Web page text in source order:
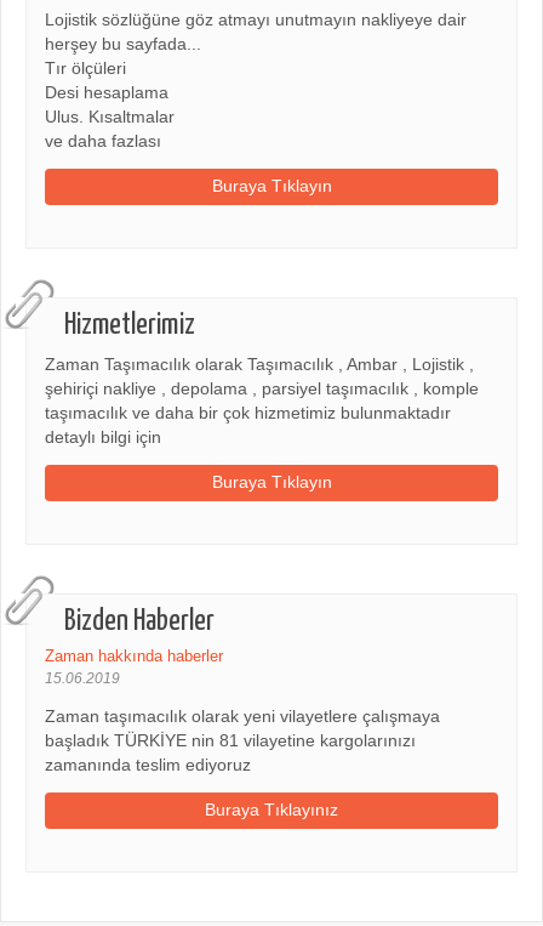
Lojistik sözlüğüne göz atmayı unutmayın nakliyeye dair
herşey bu sayfada...
Tır ölçüleri
Desi hesaplama
Ulus. Kısaltmalar
ve daha fazlası
Buraya Tıklayın
Hizmetlerimiz
Zaman Taşımacılık olarak Taşımacılık , Ambar , Lojistik ,
şehiriçi nakliye , depolama , parsiyel taşımacılık , komple
taşımacılık ve daha bir çok hizmetimiz bulunmaktadır
detaylı bilgi için
Buraya Tıklayın
Bizden Haberler
Zaman hakkında haberler
15.06.2019
Zaman taşımacılık olarak yeni vilayetlere çalışmaya
başladık TÜRKİYE nin 81 vilayetine kargolarınızı
zamanında teslim ediyoruz
Buraya Tıklayınız